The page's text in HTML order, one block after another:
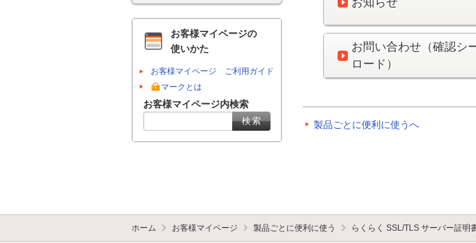
お問い合わせ（確認シ
ロード）
製品ごとに便利に使うへ
お客様マイページの
使いかた
お客様マイページ ご利用ガイド
マークとは
お客様マイページ内検索
ホーム お客様マイページ 製品ごとに便利に使う らくらく SSL/TLS サーバー証明